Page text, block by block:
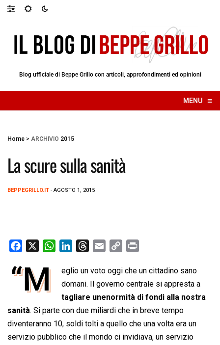
Blog ufficiale di Beppe Grillo con articoli, approfondimenti ed opinioni
MENU ≡
☰
Home > ARCHIVIO 2015
La scure sulla sanità
BEPPEGRILLO.IT - AGOSTO 1, 2015
c
o
o
k
W
A
p
p
n
k
e
d
I
n
r
a
d
s
a
i
l
p
y
L
i
n
k
i
n
t
“M
eglio un voto oggi che un cittadino sano
domani. Il governo centrale si appresta a
tagliare unenormità di fondi alla nostra
sanità. Si parte con due miliardi che in breve tempo
diventeranno 10, soldi tolti a quello che una volta era un
servizio pubblico che il mondo ci invidiava, un servizio